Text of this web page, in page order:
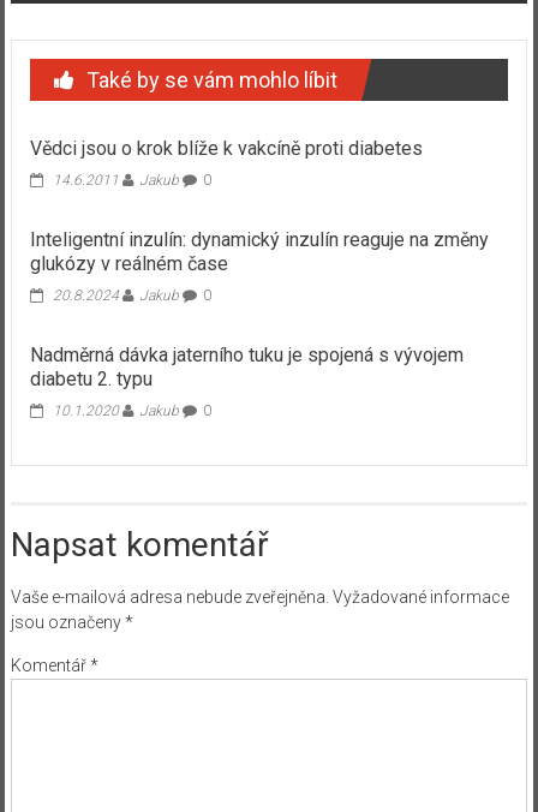
Také by se vám mohlo líbit
Vědci jsou o krok blíže k vakcíně proti diabetes
14.6.2011 Jakub 0
Inteligentní inzulín: dynamický inzulín reaguje na změny
glukózy v reálném čase
20.8.2024 Jakub 0
Nadměrná dávka jaterního tuku je spojená s vývojem
diabetu 2. typu
10.1.2020 Jakub 0
Napsat komentář
Vaše e-mailová adresa nebude zveřejněna. Vyžadované informace
jsou označeny*
Komentář*